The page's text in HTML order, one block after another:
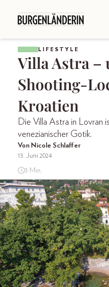
LIFESTYLE
Villa Astra –
Shooting-
Kroatien
Die Villa Astra in Lovran
venezianischer Gotik.
Von Nicole Schlaffer
13. Juni 2024
3 Min.